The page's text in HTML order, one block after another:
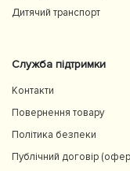
Дитячий транспорт
Служба підтримки
Контакти
Повернення товару
Політика безпеки
Публічний договір